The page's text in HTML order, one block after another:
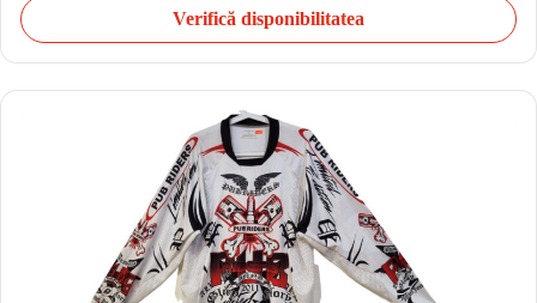
Verifică disponibilitatea